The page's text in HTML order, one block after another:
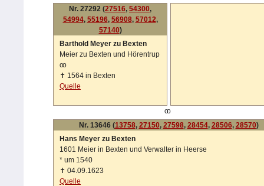
Nr. 27292 (27516, 54300,
54994, 55196, 56908, 57012,
57140)
Barthold Meyer zu Bexten
Meier zu Bexten und Hörentrup
oo
✝ 1564 in Bexten
Quelle
oo
Nr. 13646 (13758, 27150, 27598, 28454, 28506, 28570)
Hans Meyer zu Bexten
1601 Meier in Bexten und Verwalter in Heerse
* um 1540
✝ 04.09.1623
Quelle